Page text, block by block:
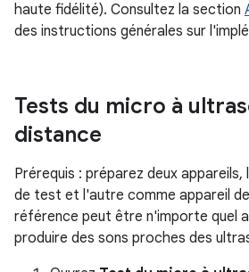
haute fidélité). Consultez la section
des instructions générales sur
Tests du micro à
distance
Prérequis : préparez deux appareils,
de test et l'autre comme appareil
référence peut être n'importe quel
produire des sons proches des